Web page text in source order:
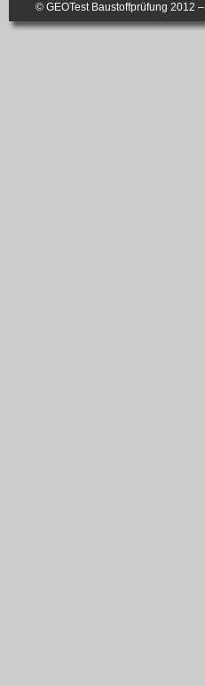
© GEOTest Baustoffprüfung 2012 –